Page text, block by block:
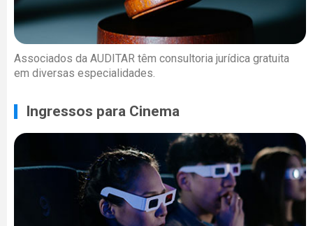
Associados da AUDITAR têm consultoria jurídica gratuita
em diversas especialidades.
Ingressos para Cinema